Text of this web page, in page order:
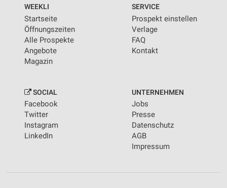
WEEKLI
Startseite
Öffnungszeiten
Alle Prospekte
Angebote
Magazin
SERVICE
Prospekt einstellen
Verlage
FAQ
Kontakt
SOCIAL
Facebook
Twitter
Instagram
LinkedIn
UNTERNEHMEN
Jobs
Presse
Datenschutz
AGB
Impressum